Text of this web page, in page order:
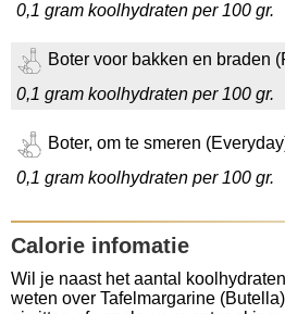
0,1 gram koolhydraten per 100 gr.
Boter voor bakken en braden
0,1 gram koolhydraten per 100 gr.
Boter, om te smeren
0,1 gram koolhydraten per 100 gr.
Calorie infomatie
Wil je naast het aantal
weten over Tafelmargarine